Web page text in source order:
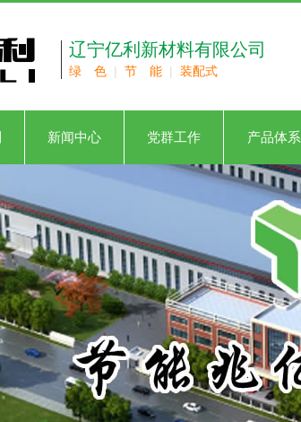
辽宁亿利新材料有限公司
绿 色 | 节 能 | 装配式
新闻中心 党群工作 产品体系